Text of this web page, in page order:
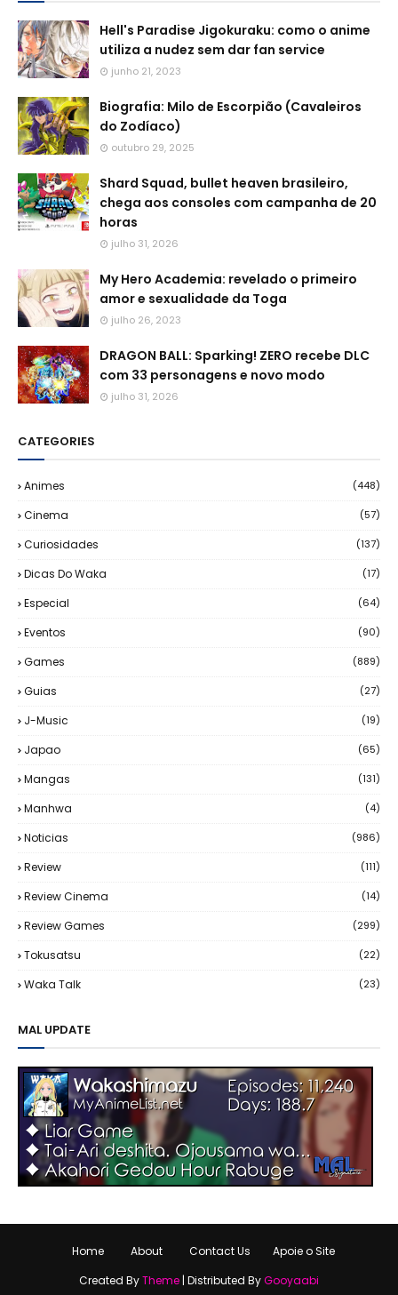
Hell's Paradise Jigokuraku: como o anime
utiliza a nudez sem dar fan service
junho 21, 2023
Biografia: Milo de Escorpião (Cavaleiros
do Zodíaco)
outubro 29, 2025
Shard Squad, bullet heaven brasileiro,
chega aos consoles com campanha de 20
horas
julho 31, 2026
My Hero Academia: revelado o primeiro
amor e sexualidade da Toga
julho 26, 2023
DRAGON BALL: Sparking! ZERO recebe DLC
com 33 personagens e novo modo
julho 31, 2026
CATEGORIES
Animes (448)
Cinema (57)
Curiosidades (137)
Dicas Do Waka (17)
Especial (64)
Eventos (90)
Games (889)
Guias (27)
J-Music (19)
Japao (65)
Mangas (131)
Manhwa (4)
Noticias (986)
Review (111)
Review Cinema (14)
Review Games (299)
Tokusatsu (22)
Waka Talk (23)
MAL UPDATE
Home About Contact Us
Apoie o Site
Created ByTheme | Distributed ByGooyaabi